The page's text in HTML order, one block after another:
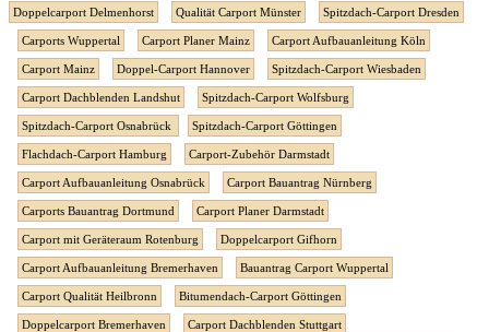
Doppelcarport Delmenhorst Qualität Carport Münster Spitzdach-Carport Dresden
Carports Wuppertal Carport Planer Mainz Carport Aufbauanleitung Köln
Carport Mainz Doppel-Carport Hannover Spitzdach-Carport Wiesbaden
Carport Dachblenden Landshut Spitzdach-Carport Wolfsburg
Spitzdach-Carport Osnabrück Spitzdach-Carport Göttingen
Flachdach-Carport Hamburg Carport-Zubehör Darmstadt
Carport Aufbauanleitung Osnabrück Carport Bauantrag Nürnberg
Carports Bauantrag Dortmund Carport Planer Darmstadt
Carport mit Geräteraum Rotenburg Doppelcarport Gifhorn
Carport Aufbauanleitung Bremerhaven Bauantrag Carport Wuppertal
Carport Qualität Heilbronn Bitumendach-Carport Göttingen
Doppelcarport Bremerhaven Carport Dachblenden Stuttgart